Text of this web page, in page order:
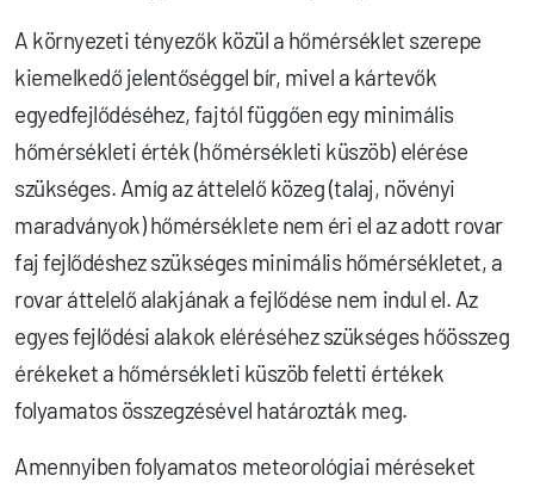
A környezeti tényezők közül a hőmérséklet szerepe
kiemelkedő jelentőséggel bír, mivel a kártevők
egyedfejlődéséhez, fajtól függően egy minimális
hőmérsékleti érték (hőmérsékleti küszöb) elérése
szükséges. Amíg az áttelelő közeg (talaj, növényi
maradványok) hőmérséklete nem éri el az adott rovar
faj fejlődéshez szükséges minimális hőmérsékletet, a
rovar áttelelő alakjának a fejlődése nem indul el. Az
egyes fejlődési alakok eléréséhez szükséges hőösszeg
érékeket a hőmérsékleti küszöb feletti értékek
folyamatos összegzésével határozták meg.
Amennyiben folyamatos meteorológiai méréseket